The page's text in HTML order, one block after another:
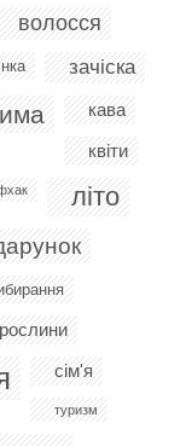
волосся
зачіска
кава
квіти
літо
рослини
сім'я
туризм